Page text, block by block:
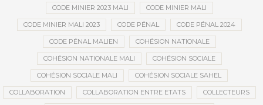
CODE MINIER 2023 MALI CODE MINIER MALI
CODE MINIER MALI 2023 CODE PÉNAL CODE PÉNAL 2024
CODE PÉNAL MALIEN COHÉSION NATIONALE
COHÉSION NATIONALE MALI COHÉSION SOCIALE
COHÉSION SOCIALE MALI COHÉSION SOCIALE SAHEL
COLLABORATION COLLABORATION ENTRE ETATS COLLECTEURS